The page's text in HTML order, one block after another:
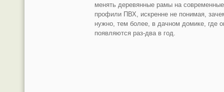
менять деревянные рамы на современные
профили ПВХ, искренне не понимая,
нужно, тем более, в дачном домике, где
появляются раз-два в год.